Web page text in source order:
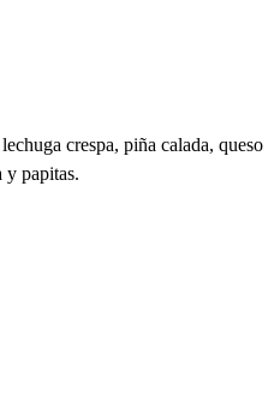
crespa, piña calada, queso
y papitas.